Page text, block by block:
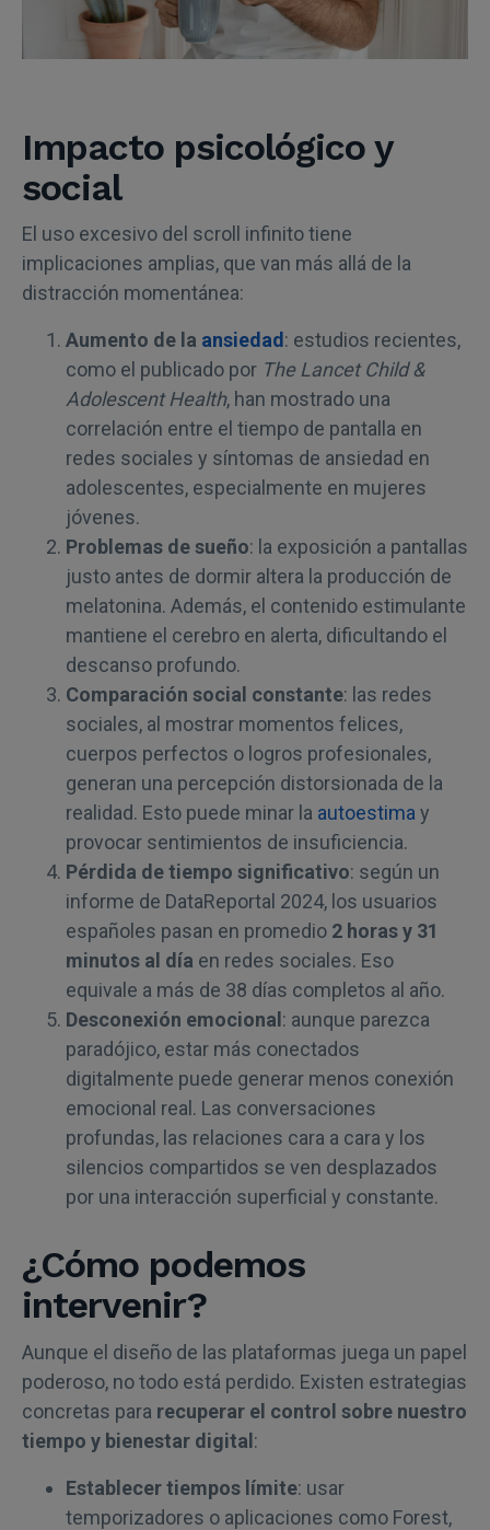
Impacto psicológico y
social
El uso excesivo del scroll infinito tiene
implicaciones amplias, que van más allá de la
distracción momentánea:
Aumento de la ansiedad : estudios recientes,
como el publicado por The Lancet Child &
Adolescent Health, han mostrado una
correlación entre el tiempo de pantalla en
redes sociales y síntomas de ansiedad en
adolescentes, especialmente en mujeres
jóvenes.
Problemas de sueño: la exposición a pantallas
justo antes de dormir altera la producción de
melatonina. Además, el contenido estimulante
mantiene el cerebro en alerta, dificultando el
descanso profundo.
Comparación social constante: las redes
sociales, al mostrar momentos felices,
cuerpos perfectos o logros profesionales,
generan una percepción distorsionada de la
realidad. Esto puede minar la autoestimay
provocar sentimientos de insuficiencia.
Pérdida de tiempo significativo: según un
informe de DataReportal 2024, los usuarios
españoles pasan en promedio 2 horas y 31
minutos al día en redes sociales. Eso
equivale a más de 38 días completos al año.
Desconexión emocional : aunque parezca
paradójico, estar más conectados
digitalmente puede generar menos conexión
emocional real. Las conversaciones
profundas, las relaciones cara a cara y los
silencios compartidos se ven desplazados
por una interacción superficial y constante.
¿Cómo podemos
intervenir?
Aunque el diseño de las plataformas juega un papel
poderoso, no todo está perdido. Existen estrategias
concretas para recuperar el control sobre nuestro
tiempo y bienestar digital :
Establecer tiempos límite: usar
temporizadores o aplicaciones como Forest,